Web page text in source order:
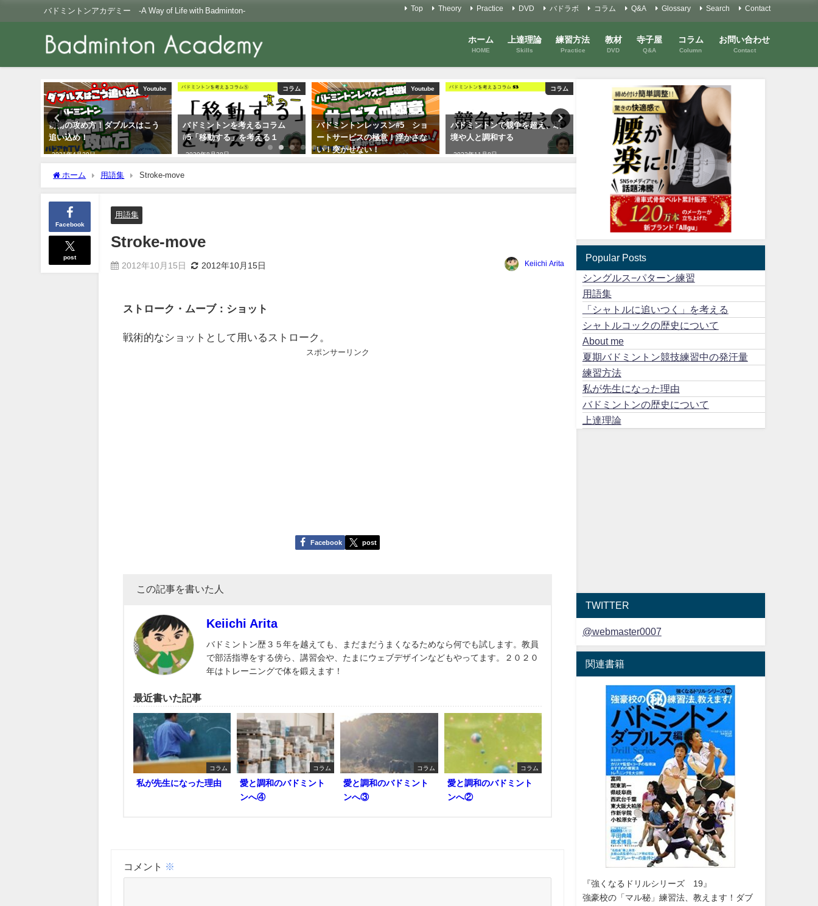
バドミントンアカデミー -A Way of Life with Badminton- Top Theory Practice DVD バドラボ コラム Q&A Glossary Search Contact
ホーム
HOME
上達理論
Skills
練習方法
Practice
教材
DVD
寺子屋
Q&A
コラム
Column
お問い合わせ
Contact
Youtube
前衛の攻め方！ダブルスはこう
追い込め！
2021年4月29日
コラム
バドミントンを考えるコラム
#5「移動する」を考える１
2020年8月28日
Youtube
バドミントンレッスン#5 ショ
ートサービスの極意！浮かさな
い！突かせない！
コラム
バドミントンで競争を超え、環
境や人と調和する
2022年11月8日
コラム
「シャトルに追いつく」を考え
2022年5月18日
ダブルスはプッシュしよう
2021年5月31日
ホーム 用語集 Stroke-move
Facebook
post
用語集
Stroke-move
2012年10月15日 2012年10月15日 Keiichi Arita
ストローク・ムーブ：ショット
戦術的なショットとして用いるストローク。
スポンサーリンク
Facebook post
この記事を書いた人
Keiichi Arita
バドミントン歴３５年を越えても、まだまだうまくなるためなら何でも試します。教員
で部活指導をする傍ら、講習会や、たまにウェブデザインなどもやってます。２０２０
年はトレーニングで体を鍛えます！
最近書いた記事
コラム
私が先生になった理由
コラム
愛と調和のバドミント
ンへ④
コラム
愛と調和のバドミント
ンへ③
コラム
愛と調和のバドミント
ンへ②
コメント ※
Popular Posts
シングルス−パターン練習
用語集
「シャトルに追いつく」を考える
シャトルコックの歴史について
About me
夏期バドミントン競技練習中の発汗量
練習方法
私が先生になった理由
バドミントンの歴史について
上達理論
TWITTER
@webmaster0007
関連書籍
『強くなるドリルシリーズ 19』
強豪校の「マル秘」練習法、教えます！ダブ